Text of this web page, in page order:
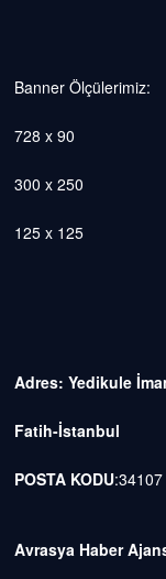
Banner Ölçülerimiz:
728 x 90
300 x 250
125 x 125
Adres: Yedikule
Fatih-İstanbul
POSTA KODU:34107
Avrasya Haber